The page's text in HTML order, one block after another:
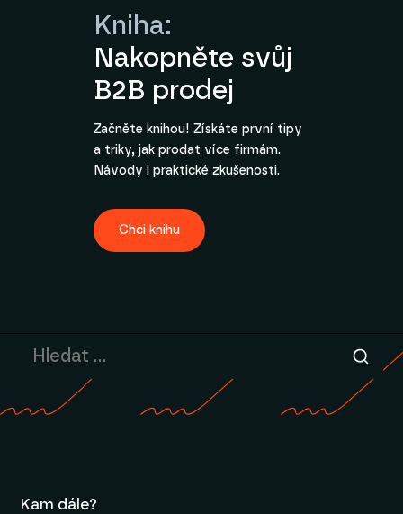
Kniha:
Nakopněte svůj
B2B prodej
Začněte knihou! Získáte první tipy
a triky, jak prodat více firmám.
Návody i praktické zkušenosti.
Chci knihu
Kam dále?